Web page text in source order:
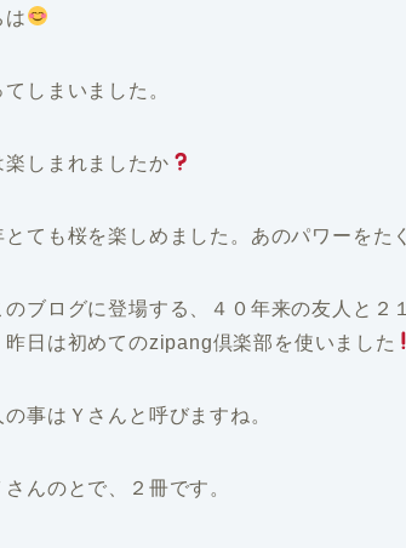
は
しまいました。
楽しまれましたか
とても桜を楽しめました。あのパワーをた
のブログに登場する、４０年来の友人と２
昨日は初めてのzipang倶楽部を使いました
の事はＹさんと呼びますね。
んのとで、２冊です。